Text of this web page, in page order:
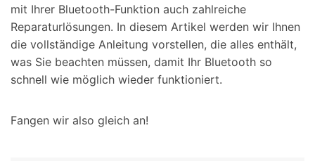
mit Ihrer Bluetooth-Funktion auch zahlreiche
Reparaturlösungen. In diesem Artikel werden wir Ihnen
die vollständige Anleitung vorstellen, die alles enthält,
was Sie beachten müssen, damit Ihr Bluetooth so
schnell wie möglich wieder funktioniert.
Fangen wir also gleich an!